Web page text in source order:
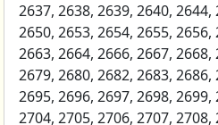
2637, 2638, 2639, 2640,
2650, 2653, 2654, 2655,
2663, 2664, 2666, 2667,
2679, 2680, 2682, 2683,
2695, 2696, 2697, 2698,
2704, 2705, 2706, 2707,